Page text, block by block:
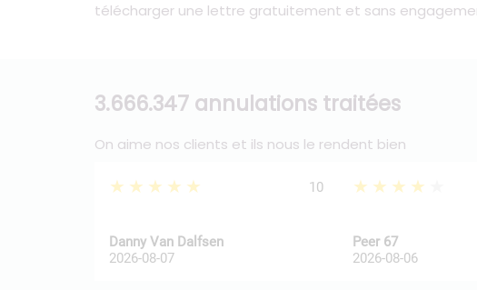
télécharger une lettre gratuitement et sans
3.666.347 annulations traitées
On aime nos clients et ils nous le rendent bien
★★★★★ 10
Danny Van Dalfsen
2026-08-07
★★★★★
Peer 67
2026-08-06